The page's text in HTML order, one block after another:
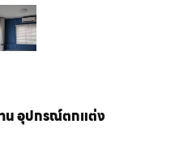
าน อุปกรณ์ตกแต่ง